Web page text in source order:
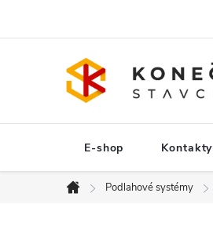
obsah
E-shop Kontakty
Domů
Podlahové systémy